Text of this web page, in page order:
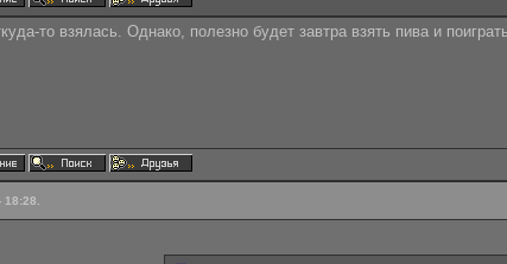
то взялась. Однако, полезно будет завтра взять пива и